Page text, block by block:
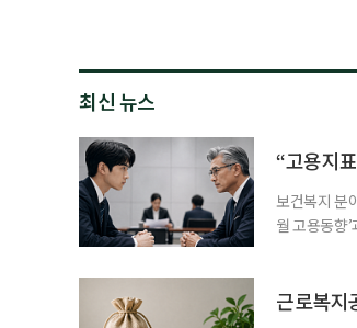
최신 뉴스
“고용지
보건복지 분
월 고용동향
론 온도차
근로복지